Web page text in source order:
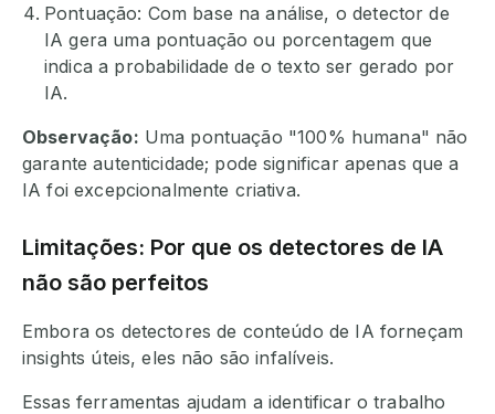
Pontuação: Com base na análise, o detector de
IA gera uma pontuação ou porcentagem que
indica a probabilidade de o texto ser gerado por
IA.
Observação: Uma pontuação "100% humana" não
garante autenticidade; pode significar apenas que a
IA foi excepcionalmente criativa.
Limitações: Por que os detectores de IA
não são perfeitos
Embora os detectores de conteúdo de IA forneçam
insights úteis, eles não são infalíveis.
Essas ferramentas ajudam a identificar o trabalho